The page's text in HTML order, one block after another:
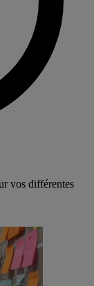
vos différentes